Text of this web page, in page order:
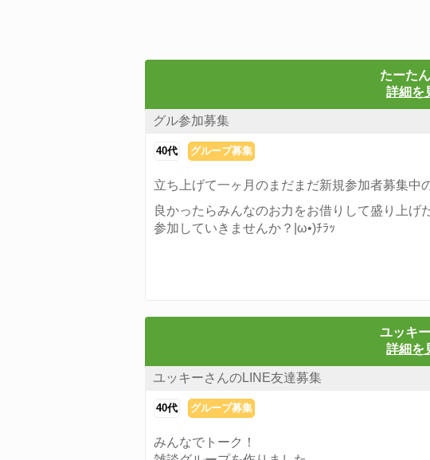
たーた
詳細を
グル参加募集
40代 グループ募集
立ち上げて一ヶ月のまだまだ新規参加者募集中
良かったらみんなのお力をお借りして盛り上げ
参加していきませんか？|ω•)ﾁﾗｯ
ユッキ
詳細を
ユッキーさんのLINE友達募集
40代 グループ募集
みんなでトーク！